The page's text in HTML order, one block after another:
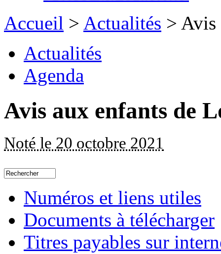
Accueil > Actualités > Avis
Actualités
Agenda
Avis aux enfants de
Noté le 20 octobre 2021
Numéros et liens utiles
Documents à télécharger
Titres payables sur